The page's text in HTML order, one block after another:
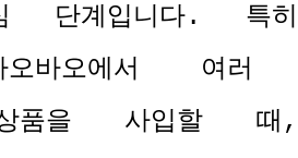
단계입니다. 특히
바오에서 여러
품을 사입할 때 ,